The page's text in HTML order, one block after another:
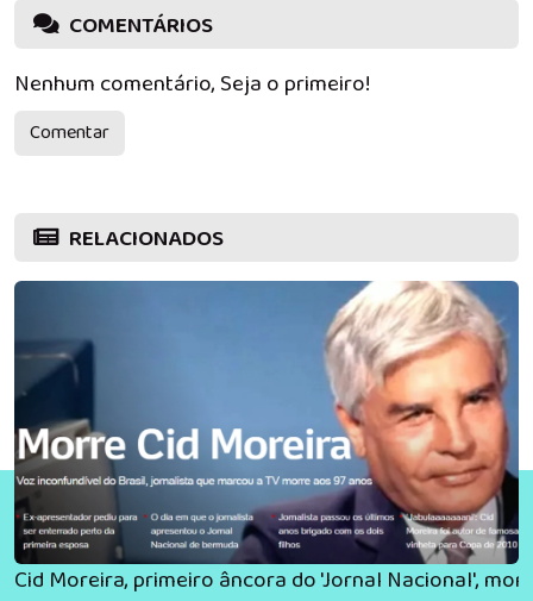
COMENTÁRIOS
Nenhum comentário, Seja o primeiro!
Comentar
RELACIONADOS
Cid Moreira, primeiro âncora do 'Jornal Nacional',